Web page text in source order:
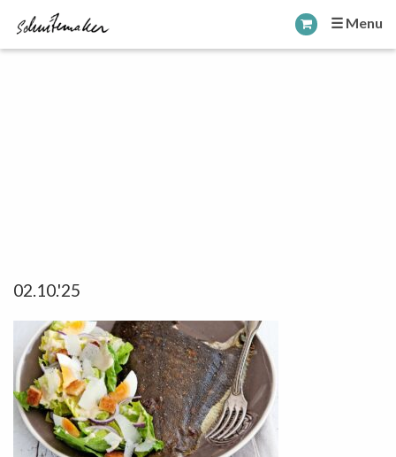
☰ Menu
02.10.'25